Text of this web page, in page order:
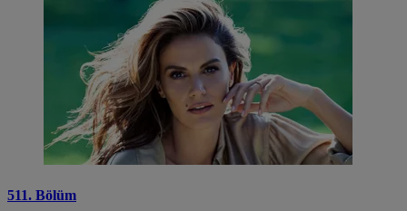
511. Bölüm